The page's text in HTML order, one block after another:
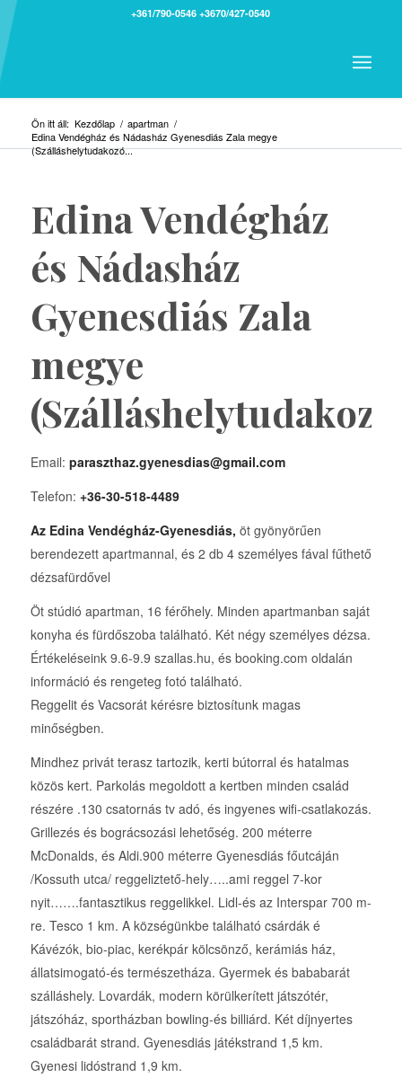
+361/790-0546 +3670/427-0540
Ön itt áll: Kezdőlap / apartman /
Edina Vendégház és Nádasház Gyenesdiás Zala megye
(Szálláshelytudakozó...
Edina Vendégház
és Nádasház
Gyenesdiás Zala
megye
Email: paraszthaz.gyenesdias@gmail.com
Telefon: +36-30-518-4489
Az Edina Vendégház-Gyenesdiás, öt gyönyörűen
berendezett apartmannal, és 2 db 4 személyes fával fűthető
dézsafürdővel
Öt stúdió apartman, 16 férőhely. Minden apartmanban saját
konyha és fürdőszoba található. Két négy személyes dézsa.
Értékeléseink 9.6-9.9 szallas.hu, és booking.com oldalán
információ és rengeteg fotó található.
Reggelit és Vacsorát kérésre biztosítunk magas
minőségben.
Mindhez privát terasz tartozik, kerti bútorral és hatalmas
közös kert. Parkolás megoldott a kertben minden család
részére .130 csatornás tv adó, és ingyenes wifi-csatlakozás.
Grillezés és bográcsozási lehetőség. 200 méterre
McDonalds, és Aldi.900 méterre Gyenesdiás főutcáján
/Kossuth utca/ reggeliztető-hely…..ami reggel 7-kor
nyit…….fantasztikus reggelikkel. Lidl-és az Interspar 700 m-
re. Tesco 1 km. A községünkbe található csárdák é
Kávézók, bio-piac, kerékpár kölcsönző, kerámiás ház,
állatsimogató-és természetháza. Gyermek és bababarát
szálláshely. Lovardák, modern körülkerített játszótér,
játszóház, sportházban bowling-és billiárd. Két díjnyertes
családbarát strand. Gyenesdiás játékstrand 1,5 km.
Gyenesi lidóstrand 1,9 km.